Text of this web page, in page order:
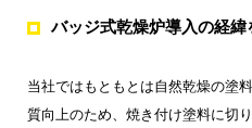
バッジ式乾燥炉導入の経
当社ではもともとは自然乾燥の塗
質向上のため、焼き付け塗料に切